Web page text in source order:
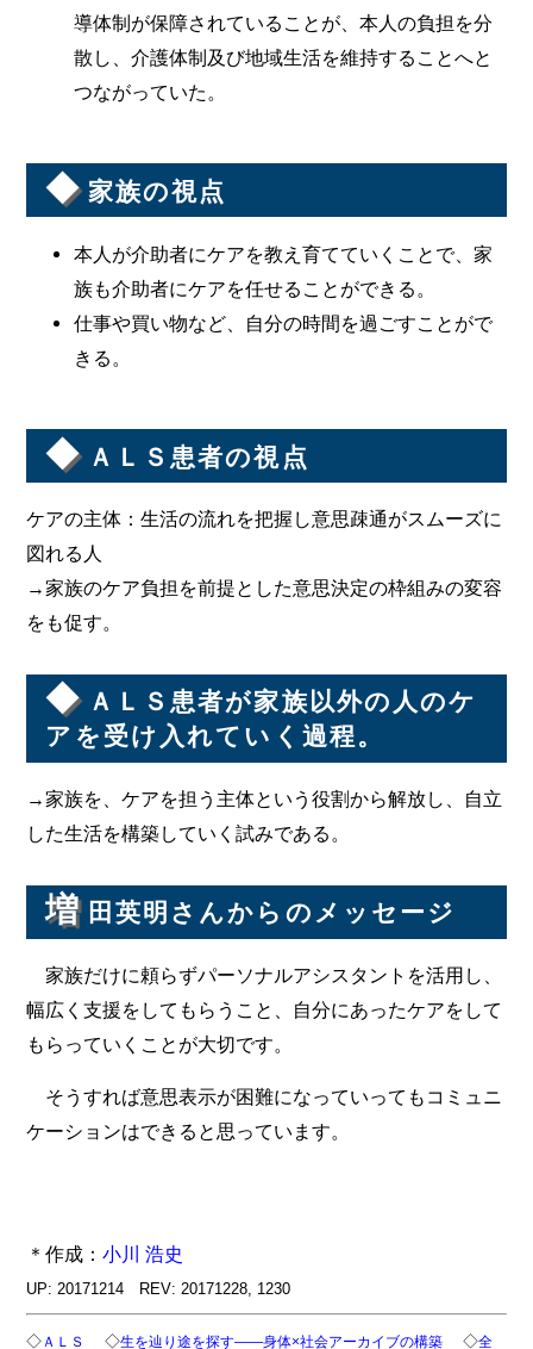
導体制が保障されていることが、本人の負担を分
散し、介護体制及び地域生活を維持することへと
つながっていた。
◆ 家族の視点
本人が介助者にケアを教え育てていくことで、家
族も介助者にケアを任せることができる。
仕事や買い物など、自分の時間を過ごすことがで
きる。
◆ ＡＬＳ患者の視点
ケアの主体：生活の流れを把握し意思疎通がスムーズに
図れる人
→家族のケア負担を前提とした意思決定の枠組みの変容
をも促す。
◆ ＡＬＳ患者が家族以外の人のケ
アを受け入れていく過程。
→家族を、ケアを担う主体という役割から解放し、自立
した生活を構築していく試みである。
増 田英明さんからのメッセージ
家族だけに頼らずパーソナルアシスタントを活用し、
幅広く支援をしてもらうこと、自分にあったケアをして
もらっていくことが大切です。
そうすれば意思表示が困難になっていってもコミュニ
ケーションはできると思っています。
＊作成：小川 浩史
UP: 20171214 REV: 20171228, 1230
◇ ＡＬＳ ◇生を辿り途を探す――身体×社会アーカイブの構築 ◇全